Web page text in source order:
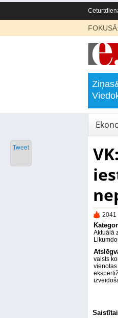
FOKUSĀ:
Septiņos mēnešos Vivi vilcienos
pārvadāti 12 miljoni pasažieru; jūlijā
2041
Aktuālā
valsts
vienotas
Tweet